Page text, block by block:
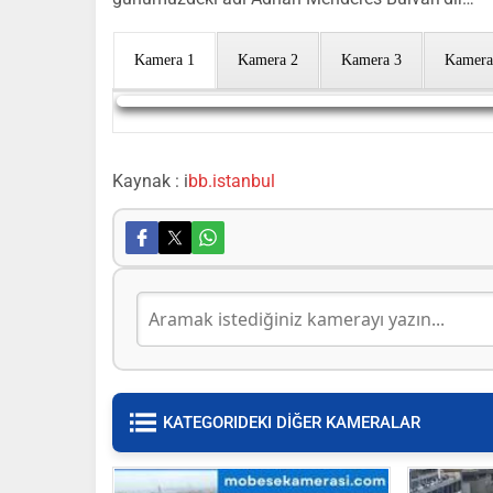
Kamera 1 Kamera 2 Kamera 3
Yayın Yükleniyor...
Kaynak : ibb.istanbul
KATEGORIDEKI DİĞER KAMERALAR